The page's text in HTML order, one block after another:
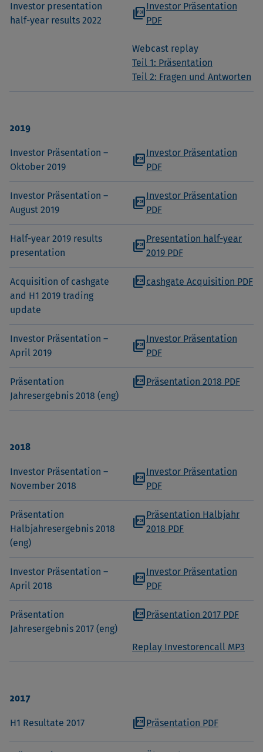
Investor presentation
half-year results 2022
picture_as_pdfInvestor Präsentation
PDF
Webcast replay
Teil 1: Präsentation
Teil 2: Fragen und Antworten
2019
Investor Präsentation –
Oktober 2019
picture_as_pdfInvestor Präsentation
PDF
Investor Präsentation –
August 2019
picture_as_pdfInvestor Präsentation
PDF
Half-year 2019 results
presentation
picture_as_pdfPresentation half-year
2019 PDF
Acquisition of cashgate
and H1 2019 trading
update
picture_as_pdfcashgate Acquisition PDF
Investor Präsentation –
April 2019
picture_as_pdfInvestor Präsentation
PDF
Präsentation
Jahresergebnis 2018 (eng)
picture_as_pdfPräsentation 2018 PDF
2018
Investor Präsentation –
November 2018
picture_as_pdfInvestor Präsentation
PDF
Präsentation
Halbjahresergebnis 2018
(eng)
picture_as_pdfPräsentation Halbjahr
2018 PDF
Investor Präsentation –
April 2018
picture_as_pdfInvestor Präsentation
PDF
Präsentation
Jahresergebnis 2017 (eng)
picture_as_pdfPräsentation 2017 PDF
Replay Investorencall MP3
2017
H1 Resultate 2017 picture_as_pdfPräsentation PDF